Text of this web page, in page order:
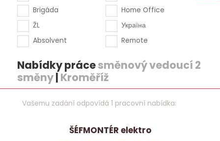
Brigáda
ŽL
Absolvent
Home Office
Україна
Remote
Nabídky prácesměnový vedoucí 2
směny| Kroměříž
Vašemu zadání odpovídá 1 pracovní nabídka:
ŠÉFMONTÉR elektro